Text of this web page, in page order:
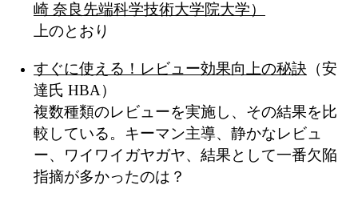
崎 奈良先端科学技術大学院大学）
上のとおり
すぐに使える！レビュー効果向上の秘訣 （安
達氏 HBA）
複数種類のレビューを実施し、その結果を比
較している。キーマン主導、静かなレビュ
ー、ワイワイガヤガヤ、結果として一番欠陥
指摘が多かったのは？